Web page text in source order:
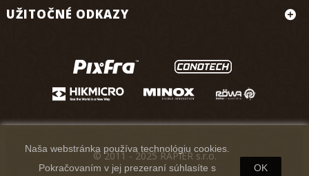
UŽITOČNÉ ODKAZY
Naša webstránka používa technológiu cookies.
Pokračovaním v jej prezeraní súhlasíte s
OK
© 2011 - 2025 RAPIER s.r.o.